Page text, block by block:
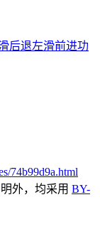
后退左滑前进功
74b99d9a.html
外，均采用 BY-